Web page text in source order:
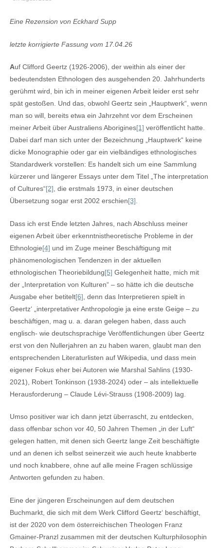
Eine Rezension von Eckhard Supp
letzte korrigierte Fassung vom 17.04.26
Auf Clifford Geertz (1926-2006), der weithin als einer der
bedeutendsten Ethnologen des ausgehenden 20. Jahrhunderts
gerühmt wird, bin ich in meiner eigenen Arbeit leider erst sehr
spät gestoßen. Und das, obwohl Geertz sein „Hauptwerk“, wenn
man so will, bereits etwa ein Jahrzehnt vor dem Erscheinen
meiner Arbeit über Australiens Aborigines[1] veröffentlicht hatte.
Dabei darf man sich unter der Bezeichnung „Hauptwerk“ keine
dicke Monographie oder gar ein vielbändiges ethnologisches
Standardwerk vorstellen: Es handelt sich um eine Sammlung
kürzerer und längerer Essays unter dem Titel „The interpretation
of Cultures“[2], die erstmals 1973, in einer deutschen
Übersetzung sogar erst 2002 erschien[3].
Dass ich erst Ende letzten Jahres, nach Abschluss meiner
eigenen Arbeit über erkenntnistheoretische Probleme in der
Ethnologie[4] und im Zuge meiner Beschäftigung mit
phänomenologischen Tendenzen in der aktuellen
ethnologischen Theoriebildung[5] Gelegenheit hatte, mich mit
der „Interpretation von Kulturen“ – so hätte ich die deutsche
Ausgabe eher betitelt[6] , denn das Interpretieren spielt in
Geertz‘ „interpretativer Anthropologie ja eine erste Geige – zu
beschäftigen, mag u. a. daran gelegen haben, dass auch
englisch- wie deutschsprachige Veröffentlichungen über Geertz
erst von den Nullerjahren an zu haben waren, glaubt man den
entsprechenden Literaturlisten auf Wikipedia, und dass mein
eigener Fokus eher bei Autoren wie Marshal Sahlins (1930-
2021), Robert Tonkinson (1938-2024) oder – als intellektuelle
Herausforderung – Claude Lévi-Strauss (1908-2009) lag.
Umso positiver war ich dann jetzt überrascht, zu entdecken,
dass offenbar schon vor 40, 50 Jahren Themen „in der Luft“
gelegen hatten, mit denen sich Geertz lange Zeit beschäftigte
und an denen ich selbst seinerzeit wie auch heute knabberte
und noch knabbere, ohne auf alle meine Fragen schlüssige
Antworten gefunden zu haben.
Eine der jüngeren Erscheinungen auf dem deutschen
Buchmarkt, die sich mit dem Werk Clifford Geertz‘ beschäftigt,
ist der 2020 von dem österreichischen Theologen Franz
Gmainer-Pranzl zusammen mit der deutschen Kulturphilosophin